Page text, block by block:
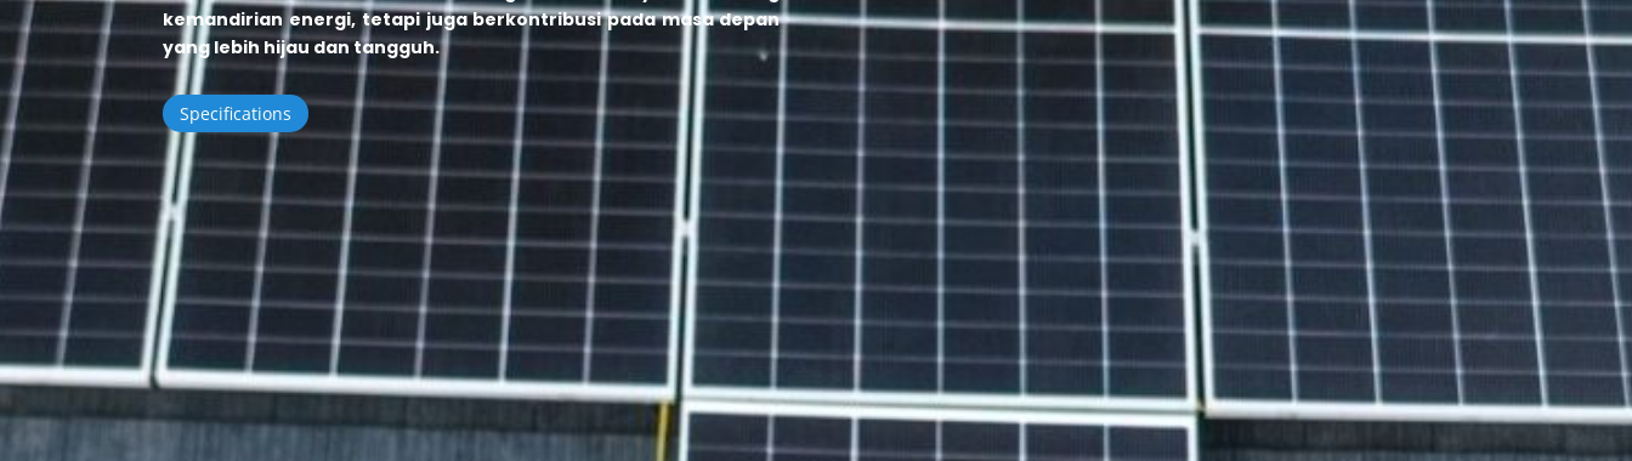
kemandirian energi, tetapi juga berkontribusi pada masa depan
yang lebih hijau dan tangguh.
Specifications